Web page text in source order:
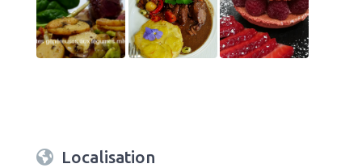
Localisation